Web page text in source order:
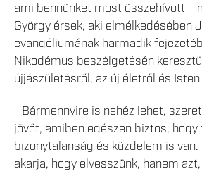
ami bennünket most összehívott –
György érsek, aki elmélkedésében
evangéliumának harmadik
Nikodémus beszélgetésén
újjászületésről, az új életről és
- Bármennyire is nehéz lehet,
jövőt, amiben egészen biztos, hogy
bizonytalanság és küzdelem is
akarja, hogy elvesszünk, hanem